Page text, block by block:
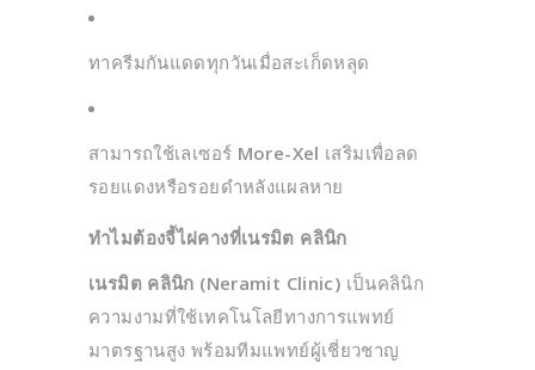
ทาครีมกันแดดทุกวันเมื่อสะเก็ดหลุด
สามารถใช้เลเซอร์ More-Xel เสริมเพื่อลด
รอยแดงหรือรอยดำหลังแผลหาย
ทำไมต้องจี้ไฝคางที่เนรมิต คลินิก
เนรมิต คลินิก (Neramit Clinic) เป็นคลินิก
ความงามที่ใช้เทคโนโลยีทางการแพทย์
มาตรฐานสูง พร้อมทีมแพทย์ผู้เชี่ยวชาญ